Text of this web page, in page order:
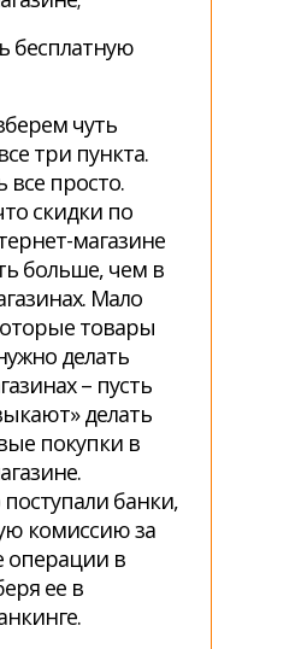
бесплатную
чуть
три пункта.
все просто.
скидки по
магазине
больше, чем в
Мало
товары
делать
– пусть
делать
покупки в
банки,
комиссию за
операции в
ее в